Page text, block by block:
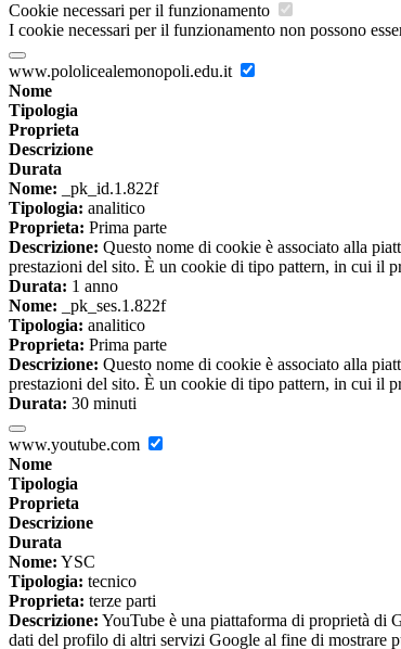
Cookie necessari per il funzionamento
I cookie necessari per il funzionamento non possono
www.pololicealemonopoli.edu.it
Nome
Tipologia
Proprieta
Descrizione
Durata
Nome: _pk_id.1.822f
Tipologia: analitico
Proprieta: Prima parte
Descrizione: Questo nome di cookie è associato alla
prestazioni del sito. È un cookie di tipo pattern, in cui il
Durata: 1 anno
Nome: _pk_ses.1.822f
Tipologia: analitico
Proprieta: Prima parte
Descrizione: Questo nome di cookie è associato alla
prestazioni del sito. È un cookie di tipo pattern, in cui il
Durata: 30 minuti
www.youtube.com
Nome
Tipologia
Proprieta
Descrizione
Durata
Nome: YSC
Tipologia: tecnico
Proprieta: terze parti
Descrizione: YouTube è una piattaforma di proprietà di
dati del profilo di altri servizi Google al fine di mostrare